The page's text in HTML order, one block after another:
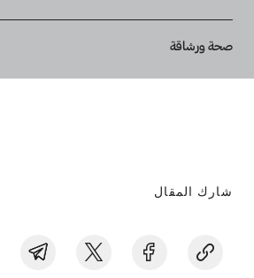
Breadcrumb
صحة ورشاقة
شارك المقال